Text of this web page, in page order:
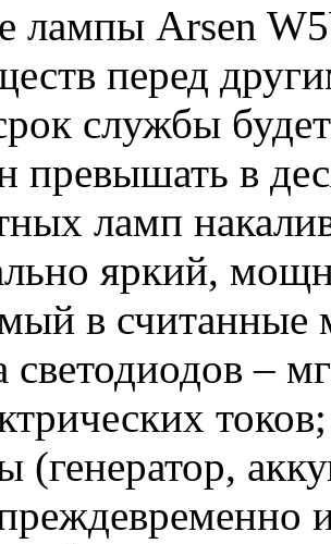
лампы Arsen
перед
службы
превышать в
ламп
яркий,
в считанные
светодиодов –
(генератор,